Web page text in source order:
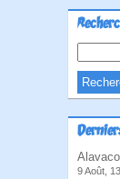
9 Août,